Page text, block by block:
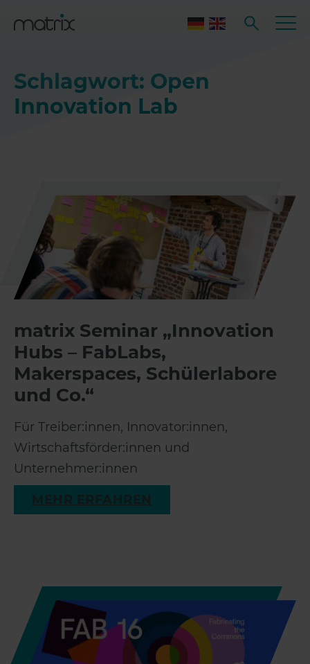
Schlagwort: Open
Innovation Lab
matrix Seminar „Innovation
Hubs – FabLabs,
Makerspaces, Schülerlabore
und Co.“
Für Treiber:innen, Innovator:innen,
Wirtschaftsförder:innen und
Unternehmer:innen